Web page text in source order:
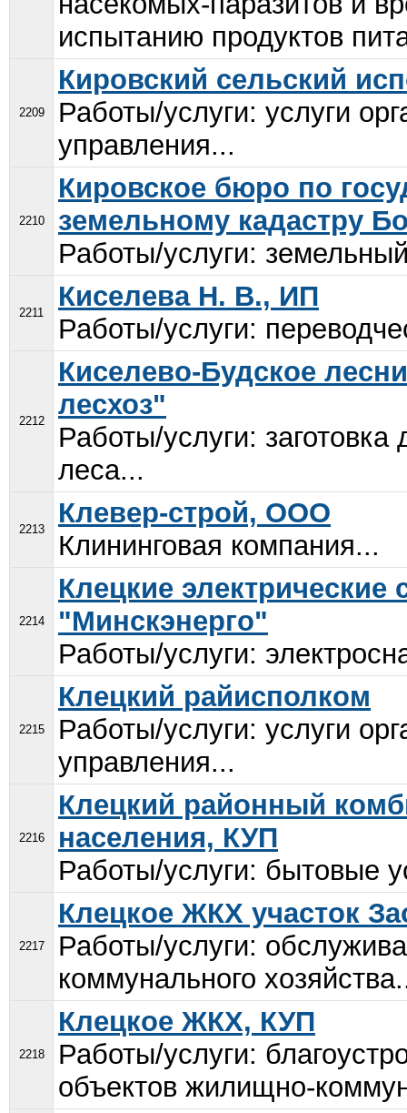
испытанию продуктов
2209
Кировский сельский
Работы/услуги: услуги
управления...
2210
Кировское бюро по
земельному кадастру
Работы/услуги:
2211
Киселева Н. В., ИП
Работы/услуги:
2212
Киселево-Будское
лесхоз"
Работы/услуги:
леса...
2213
Клевер-строй, ООО
Клининговая компания...
2214
Клецкие
"Минскэнерго"
Работы/услуги:
2215
Клецкий райисполком
Работы/услуги: услуги
управления...
2216
Клецкий районный
населения, КУП
Работы/услуги: бытовые
2217
Клецкое ЖКХ участок
Работы/услуги:
коммунального
2218
Клецкое ЖКХ, КУП
Работы/услуги:
объектов жилищно-